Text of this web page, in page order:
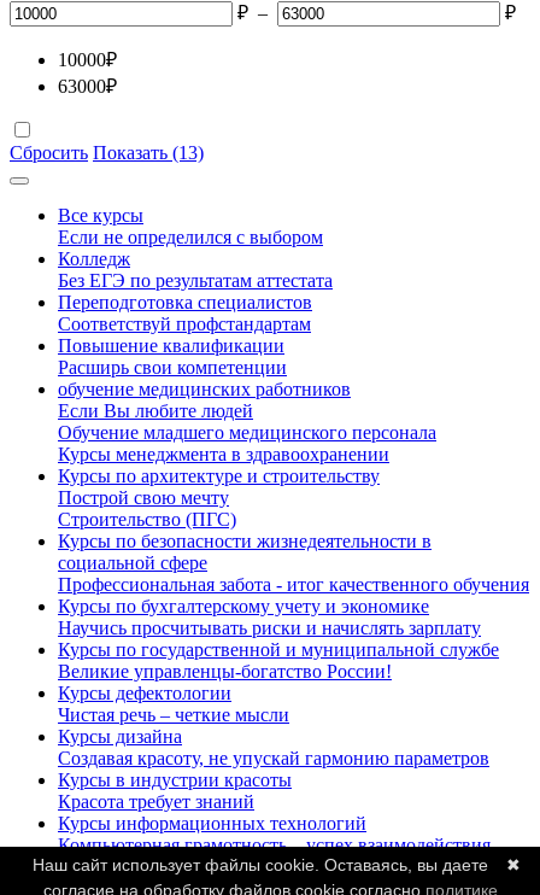
₽ – ₽
10000₽
63000₽
Сбросить Показать (13)
Все курсы
Если не определился с выбором
Колледж
Без ЕГЭ по результатам аттестата
Переподготовка специалистов
Соответствуй профстандартам
Повышение квалификации
Расширь свои компетенции
обучение медицинских работников
Если Вы любите людей
Обучение младшего медицинского персонала
Курсы менеджмента в здравоохранении
Курсы по архитектуре и строительству
Построй свою мечту
Строительство (ПГС)
Курсы по безопасности жизнедеятельности в
социальной сфере
Профессиональная забота - итог качественного обучения
Курсы по бухгалтерскому учету и экономике
Научись просчитывать риски и начислять зарплату
Курсы по государственной и муниципальной службе
Великие управленцы-богатство России!
Курсы дефектологии
Чистая речь – четкие мысли
Курсы дизайна
Создавая красоту, не упускай гармонию параметров
Курсы в индустрии красоты
Красота требует знаний
Курсы информационных технологий
Компьютерная грамотность – успех взаимодействия
Курсы в сфере культуры и искусства
Библиотекари, культурологи, аниматоры и педагоги-
✖
Наш сайт использует файлы cookie. Оставаясь, вы даете
согласие на обработку файлов cookie согласно политике